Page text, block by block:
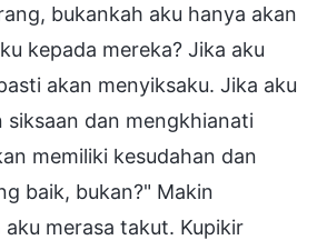
bukankah aku hanya akan
kepada mereka? Jika aku
akan menyiksaku. Jika aku
dan mengkhianati
memiliki kesudahan dan
baik, bukan?" Makin
merasa takut. Kupikir